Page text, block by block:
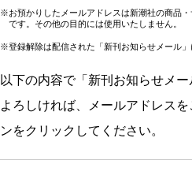
※お預かりしたメールアドレスは新潮社の商品
です。その他の目的には使用いたしません。
※登録解除は配信された「新刊お知らせメール」
以下の内容で「新刊お知らせメー
よろしければ、メールアドレス
ンをクリックしてください。